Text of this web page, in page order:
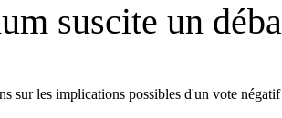
suscite un
sur les implications possibles d'un vote